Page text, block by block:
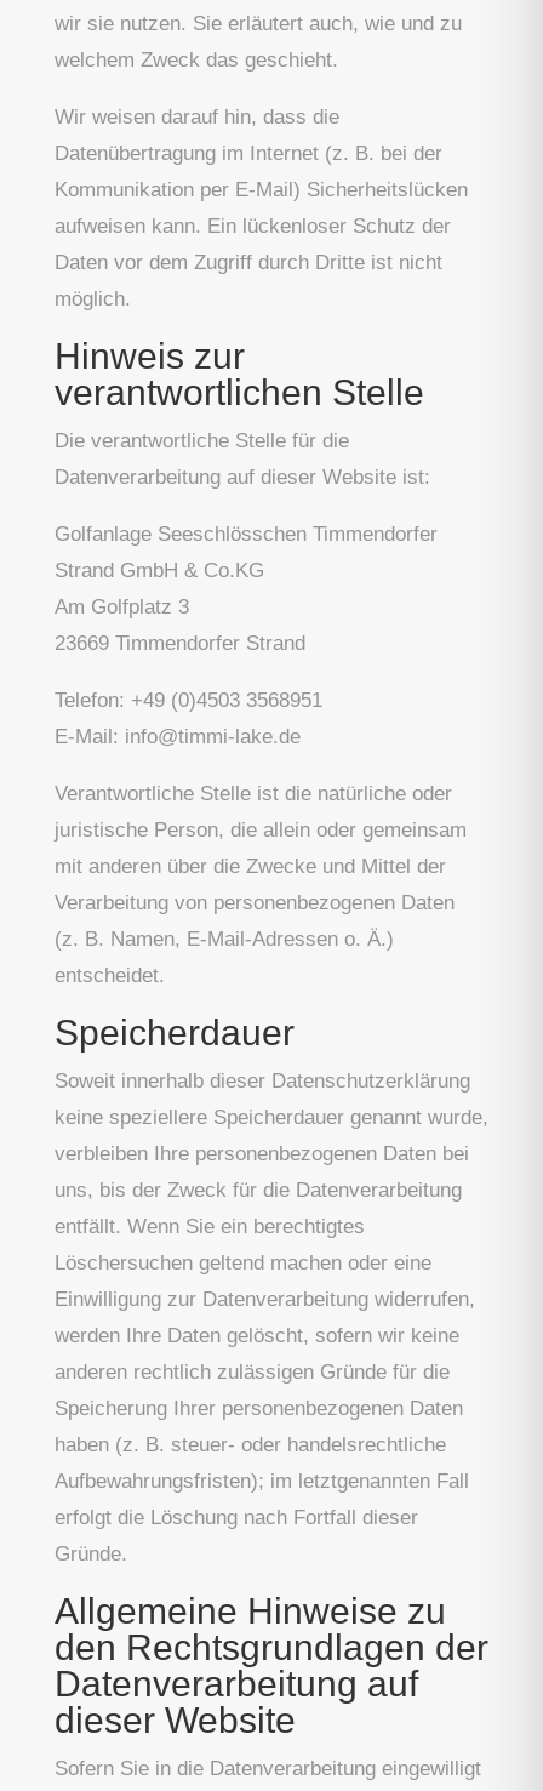
wir sie nutzen. Sie erläutert auch, wie und zu
welchem Zweck das geschieht.
Wir weisen darauf hin, dass die
Datenübertragung im Internet (z. B. bei der
Kommunikation per E-Mail) Sicherheitslücken
aufweisen kann. Ein lückenloser Schutz der
Daten vor dem Zugriff durch Dritte ist nicht
möglich.
Hinweis zur
verantwortlichen Stelle
Die verantwortliche Stelle für die
Datenverarbeitung auf dieser Website ist:
Golfanlage Seeschlösschen Timmendorfer
Strand GmbH & Co.KG
Am Golfplatz 3
23669 Timmendorfer Strand
Telefon: +49 (0)4503 3568951
E-Mail: info@timmi-lake.de
Verantwortliche Stelle ist die natürliche oder
juristische Person, die allein oder gemeinsam
mit anderen über die Zwecke und Mittel der
Verarbeitung von personenbezogenen Daten
(z. B. Namen, E-Mail-Adressen o. Ä.)
entscheidet.
Speicherdauer
Soweit innerhalb dieser Datenschutzerklärung
keine speziellere Speicherdauer genannt wurde,
verbleiben Ihre personenbezogenen Daten bei
uns, bis der Zweck für die Datenverarbeitung
entfällt. Wenn Sie ein berechtigtes
Löschersuchen geltend machen oder eine
Einwilligung zur Datenverarbeitung widerrufen,
werden Ihre Daten gelöscht, sofern wir keine
anderen rechtlich zulässigen Gründe für die
Speicherung Ihrer personenbezogenen Daten
haben (z. B. steuer- oder handelsrechtliche
Aufbewahrungsfristen); im letztgenannten Fall
erfolgt die Löschung nach Fortfall dieser
Gründe.
Allgemeine Hinweise zu
den Rechtsgrundlagen der
Datenverarbeitung auf
dieser Website
Sofern Sie in die Datenverarbeitung eingewilligt